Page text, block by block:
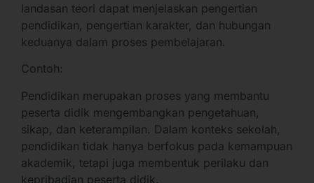
landasan teori dapat menjelaskan pengertian
pendidikan, pengertian karakter, dan hubungan
keduanya dalam proses pembelajaran.
Contoh:
Pendidikan merupakan proses yang membantu
peserta didik mengembangkan pengetahuan,
sikap, dan keterampilan. Dalam konteks sekolah,
pendidikan tidak hanya berfokus pada kemampuan
akademik, tetapi juga membentuk perilaku dan
kepribadian peserta didik.